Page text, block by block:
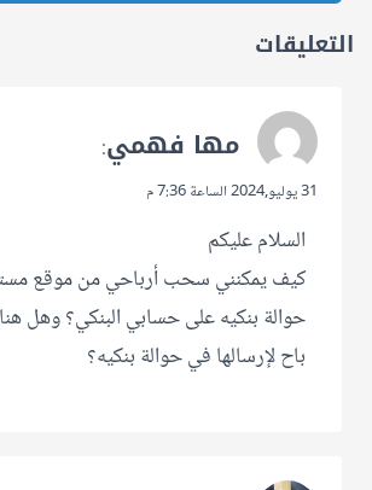
التعليقات
مها فهمي:
31 يوليو,2024 الساعة 7:36 م
السلام عليكم
كيف يمكنني سحب أرباحي من موقع
حوالة بنكيه على حسابي البنكي؟ وهل
باح لإرسالها في حوالة بنكيه؟